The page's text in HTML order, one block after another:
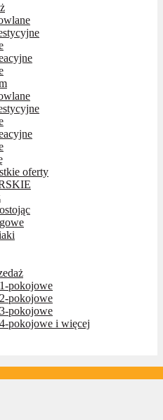
oferty
pokojowe
pokojowe
pokojowe
pokojowe i więcej